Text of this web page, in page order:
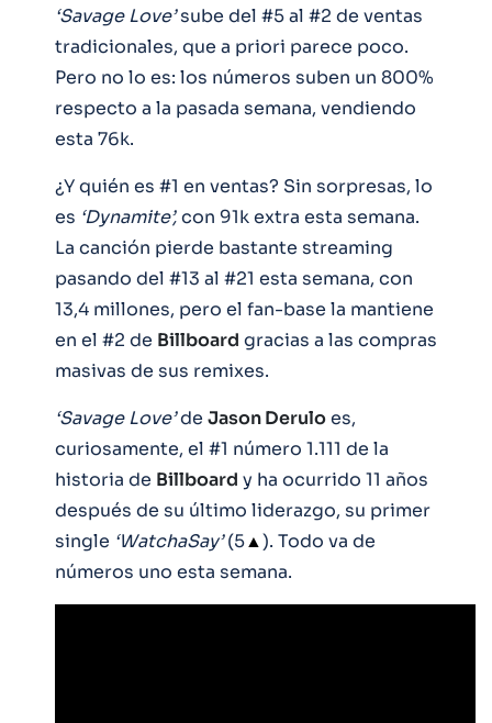
‘Savage Love’sube del #5 al #2 de ventas
tradicionales, que a priori parece poco.
Pero no lo es: los números suben un 800%
respecto a la pasada semana, vendiendo
esta 76k.
¿Y quién es #1 en ventas? Sin sorpresas, lo
es ‘Dynamite’,con 91k extra esta semana.
La canción pierde bastante streaming
pasando del #13 al #21 esta semana, con
13,4 millones, pero el fan-base la mantiene
en el #2 de Billboard gracias a las compras
masivas de sus remixes.
‘Savage Love’de Jason Deruloes,
curiosamente, el #1 número 1.111 de la
historia de Billboard y ha ocurrido 11 años
después de su último liderazgo, su primer
single ‘WatchaSay’(5▲). Todo va de
números uno esta semana.